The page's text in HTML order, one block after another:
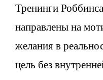
Тренинги
направлены на
желания в
цель без